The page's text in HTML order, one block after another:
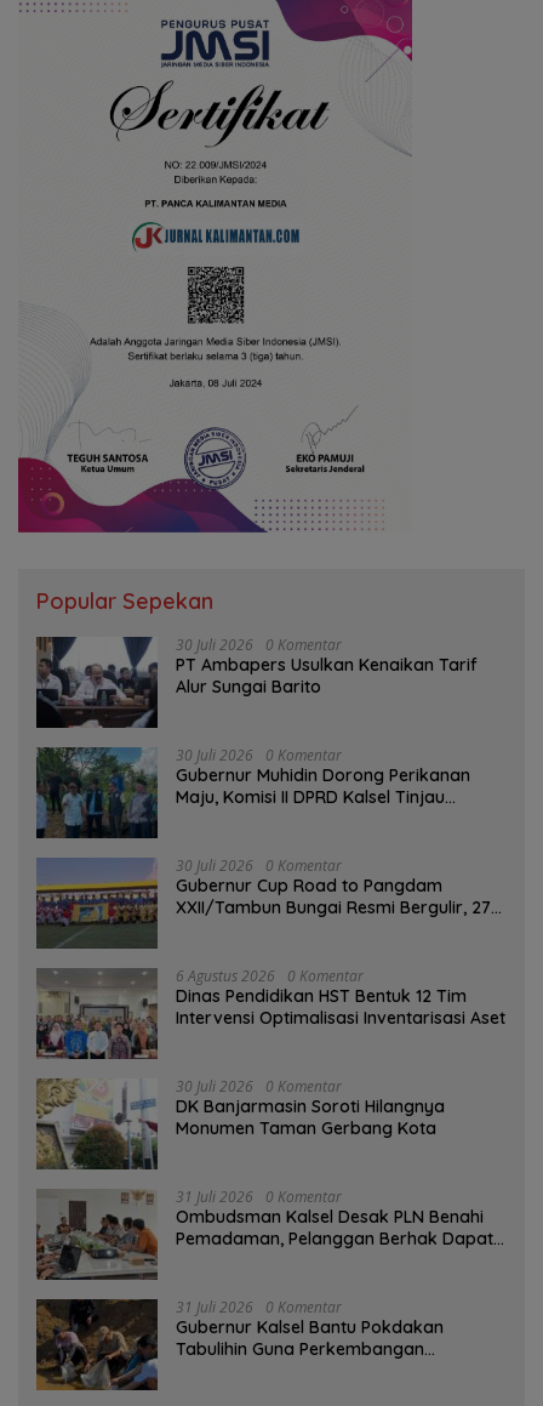
Popular Sepekan
30 Juli 2026 0 Komentar
PT Ambapers Usulkan Kenaikan Tarif
Alur Sungai Barito
30 Juli 2026 0 Komentar
Gubernur Muhidin Dorong Perikanan
Maju, Komisi II DPRD Kalsel Tinjau
30 Juli 2026 0 Komentar
Gubernur Cup Road to Pangdam
XXII/Tambun Bungai Resmi Bergulir, 27
6 Agustus 2026 0 Komentar
Dinas Pendidikan HST Bentuk 12 Tim
Intervensi Optimalisasi Inventarisasi Aset
30 Juli 2026 0 Komentar
DK Banjarmasin Soroti Hilangnya
Monumen Taman Gerbang Kota
31 Juli 2026 0 Komentar
Ombudsman Kalsel Desak PLN Benahi
Pemadaman, Pelanggan Berhak Dapat
31 Juli 2026 0 Komentar
Gubernur Kalsel Bantu Pokdakan
Tabulihin Guna Perkembangan